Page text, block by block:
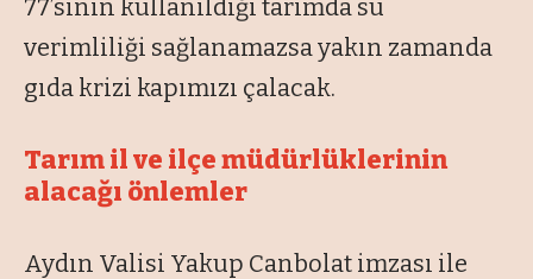
77’sinin kullanıldığı tarımda su
verimliliği sağlanamazsa yakın zamanda
gıda krizi kapımızı çalacak.
Tarım il ve ilçe müdürlüklerinin
alacağı önlemler
Aydın Valisi Yakup Canbolat imzası ile